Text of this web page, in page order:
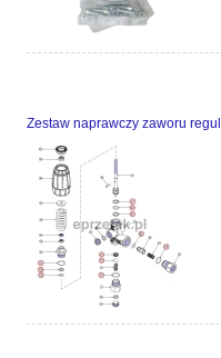
Zestaw naprawczy zaworu